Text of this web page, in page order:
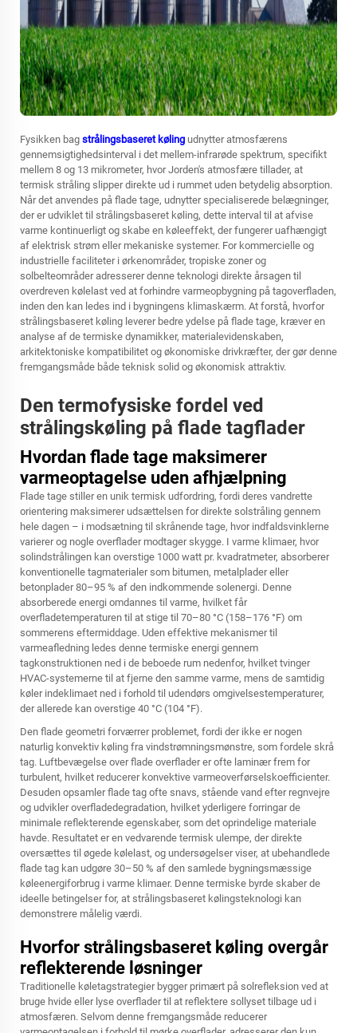
Fysikken bag strålingsbaseret køling udnytter atmosfærens
gennemsigtighedsinterval i det mellem-infrarøde spektrum, specifikt
mellem 8 og 13 mikrometer, hvor Jorden's atmosfære tillader, at
termisk stråling slipper direkte ud i rummet uden betydelig absorption.
Når det anvendes på flade tage, udnytter specialiserede belægninger,
der er udviklet til strålingsbaseret køling, dette interval til at afvise
varme kontinuerligt og skabe en køleeffekt, der fungerer uafhængigt
af elektrisk strøm eller mekaniske systemer. For kommercielle og
industrielle faciliteter i ørkenområder, tropiske zoner og
solbelteområder adresserer denne teknologi direkte årsagen til
overdreven kølelast ved at forhindre varmeopbygning på tagoverfladen,
inden den kan ledes ind i bygningens klimaskærm. At forstå, hvorfor
strålingsbaseret køling leverer bedre ydelse på flade tage, kræver en
analyse af de termiske dynamikker, materialevidenskaben,
arkitektoniske kompatibilitet og økonomiske drivkræfter, der gør denne
fremgangsmåde både teknisk solid og økonomisk attraktiv.
Den termofysiske fordel ved
strålingskøling på flade tagflader
Hvordan flade tage maksimerer
varmeoptagelse uden afhjælpning
Flade tage stiller en unik termisk udfordring, fordi deres vandrette
orientering maksimerer udsættelsen for direkte solstråling gennem
hele dagen – i modsætning til skrånende tage, hvor indfaldsvinklerne
varierer og nogle overflader modtager skygge. I varme klimaer, hvor
solindstrålingen kan overstige 1000 watt pr. kvadratmeter, absorberer
konventionelle tagmaterialer som bitumen, metalplader eller
betonplader 80–95 % af den indkommende solenergi. Denne
absorberede energi omdannes til varme, hvilket får
overfladetemperaturen til at stige til 70–80 °C (158–176 °F) om
sommerens eftermiddage. Uden effektive mekanismer til
varmeafledning ledes denne termiske energi gennem
tagkonstruktionen ned i de beboede rum nedenfor, hvilket tvinger
HVAC-systemerne til at fjerne den samme varme, mens de samtidig
køler indeklimaet ned i forhold til udendørs omgivelsestemperaturer,
der allerede kan overstige 40 °C (104 °F).
Den flade geometri forværrer problemet, fordi der ikke er nogen
naturlig konvektiv køling fra vindstrømningsmønstre, som fordele skrå
tag. Luftbevægelse over flade overflader er ofte laminær frem for
turbulent, hvilket reducerer konvektive varmeoverførselskoefficienter.
Desuden opsamler flade tag ofte snavs, stående vand efter regnvejre
og udvikler overfladedegradation, hvilket yderligere forringar de
minimale reflekterende egenskaber, som det oprindelige materiale
havde. Resultatet er en vedvarende termisk ulempe, der direkte
oversættes til øgede kølelast, og undersøgelser viser, at ubehandlede
flade tag kan udgøre 30–50 % af den samlede bygningsmæssige
køleenergiforbrug i varme klimaer. Denne termiske byrde skaber de
ideelle betingelser for, at strålingsbaseret kølingsteknologi kan
demonstrere målelig værdi.
Hvorfor strålingsbaseret køling overgår
reflekterende løsninger
Traditionelle køletagstrategier bygger primært på solrefleksion ved at
bruge hvide eller lyse overflader til at reflektere sollyset tilbage ud i
atmosfæren. Selvom denne fremgangsmåde reducerer